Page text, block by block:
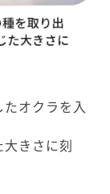
オクラを入
きさに刻